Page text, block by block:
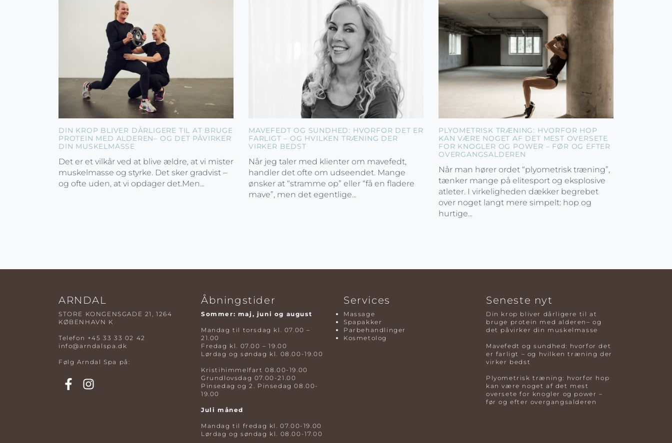
DIN KROP BLIVER DÅRLIGERE TIL AT BRUGE
PROTEIN MED ALDEREN– OG DET PÅVIRKER
DIN MUSKELMASSE
Det er et vilkår ved at blive ældre, at vi mister
muskelmasse og styrke. Det sker gradvist –
og ofte uden, at vi opdager det.Men...
MAVEFEDT OG SUNDHED: HVORFOR DET ER
FARLIGT – OG HVILKEN TRÆNING DER
VIRKER BEDST
Når jeg taler med klienter om mavefedt,
handler det ofte om udseendet. Mange
ønsker at “stramme op” eller “få en fladere
mave”, men det egentlige...
PLYOMETRISK TRÆNING: HVORFOR HOP
KAN VÆRE NOGET AF DET MEST OVERSETE
FOR KNOGLER OG POWER – FØR OG EFTER
OVERGANGSALDEREN
Når man hører ordet “plyometrisk træning”,
tænker mange på elitesport og eksplosive
atleter. I virkeligheden dækker begrebet
over noget langt mere simpelt: hop og
hurtige...
ARNDAL
STORE KONGENSGADE 21, 1264
KØBENHAVN K
Telefon +45 33 33 02 42
info@arndalspa.dk
Følg Arndal Spa på:
Åbningstider
Sommer: maj, juni og august
Mandag til torsdag kl. 07.00 –
21.00
Fredag kl. 07.00 – 19.00
Lørdag og søndag kl. 08.00-19.00
Kristihimmelfart 08.00-19.00
Grundlovsdag 07.00-21.00
Pinsedag og 2. Pinsedag 08.00-
19.00
Juli måned
Mandag til fredag kl. 07.00-19.00
Lørdag og søndag kl. 08.00-17.00
Services
Massage
Spapakker
Parbehandlinger
Kosmetolog
Seneste nyt
Din krop bliver dårligere til at
bruge protein med alderen– og
det påvirker din muskelmasse
Mavefedt og sundhed: hvorfor det
er farligt – og hvilken træning der
virker bedst
Plyometrisk træning: hvorfor hop
kan være noget af det mest
oversete for knogler og power –
før og efter overgangsalderen